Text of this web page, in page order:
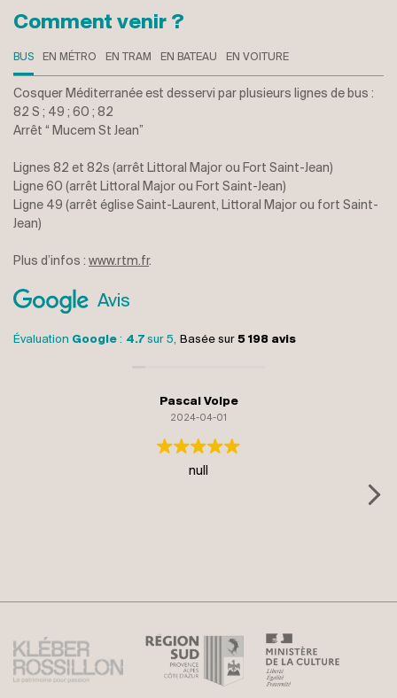
ITALIANO
Comment venir ?
BUS EN MÉTRO EN TRAM EN BATEAU EN VOITURE
Cosquer Méditerranée est desservi par plusieurs lignes de bus :
82 S ; 49 ; 60 ; 82
Arrêt “ Mucem St Jean”
Lignes 82 et 82s (arrêt Littoral Major ou Fort Saint-Jean)
Ligne 60 (arrêt Littoral Major ou Fort Saint-Jean)
Ligne 49 (arrêt église Saint-Laurent, Littoral Major ou fort Saint-
Jean)
Plus d’infos : www.rtm.fr.
Avis
Pascal Volpe
2024-04-01
null
Évaluation Google : 4.7 sur 5, Basée sur 5 198 avis